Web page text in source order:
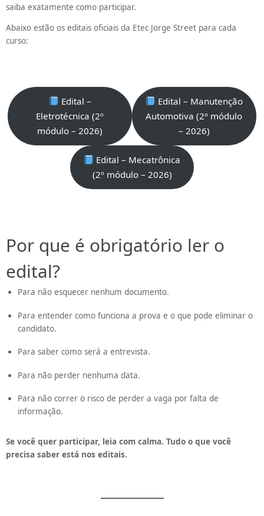
saiba exatamente como participar.
Abaixo estão os editais oficiais da Etec Jorge Street para cada
curso:
Edital –
Eletrotécnica (2º
módulo – 2026)
Edital – Manutenção
Automotiva (2º módulo
– 2026)
Edital – Mecatrônica
(2º módulo – 2026)
Por que é obrigatório ler o
edital?
Para não esquecer nenhum documento.
Para entender como funciona a prova e o que pode eliminar o
candidato.
Para saber como será a entrevista.
Para não perder nenhuma data.
Para não correr o risco de perder a vaga por falta de
informação.
Se você quer participar, leia com calma. Tudo o que você
precisa saber está nos editais.